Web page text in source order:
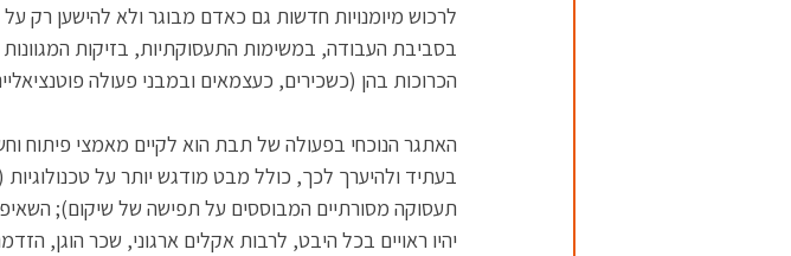
לרכוש מיומנויות חדשות גם כאדם מבוגר ולא להישען רק
בסביבת העבודה, במשימות התעסוקתיות, בזיקות
הכרוכות בהן (כשכירים, כעצמאים ובמבני פעולה
האתגר הנוכחי בפעולה של תבת הוא לקיים מאמצי פיתוח
בעתיד ולהיערך לכך, כולל מבט מודגש יותר על טכנולוגיות
תעסוקה מסורתיים המבוססים על תפישה של שיקום);
יהיו ראויים בכל היבט, לרבות אקלים ארגוני, שכר הוגן,